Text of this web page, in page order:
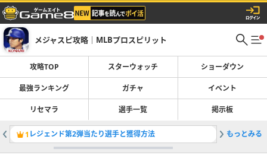
メジャスピ攻略｜MLBプロスピリット
攻略TOP スターウォッチ ショーダウン
最強ランキング ガチャ イベント
リセマラ 選手一覧 掲示板
1 レジェンド第2弾当たり選手と獲得方法 2ガチャ
もっとみる